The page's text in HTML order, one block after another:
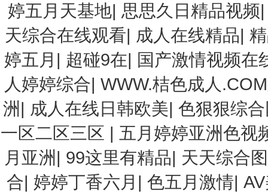
婷五月天基地| 思思久日精品视频
天综合在线观看| 成人在线精品|
婷五月 | 超碰9在| 国产激情视频在
人婷婷综合|WWW.桔色成人
洲 | 成人在线日韩欧美| 色狠狠综
一区二区三区 | 五月婷婷亚洲色视
月亚洲 | 99这里有精品| 天天综合
合| 婷婷丁香六月 |色五月激情|